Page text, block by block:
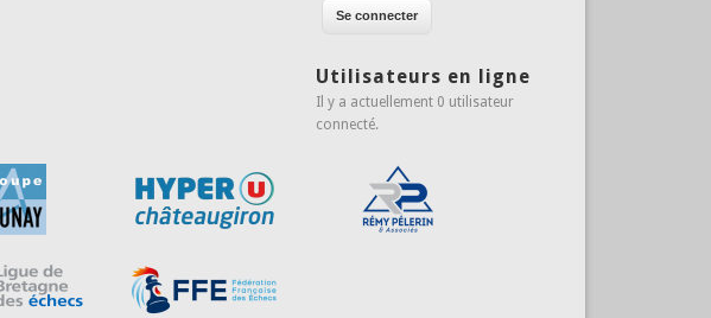
Utilisateurs en ligne
Il y a actuellement 0 utilisateur
connecté.